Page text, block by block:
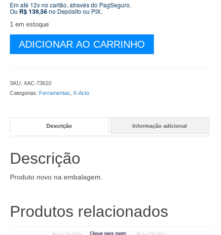
Em até 12x no cartão, através do PagSeguro.
Ou R$139,56no Depósito ou PIX.
1 em estoque
Jogo
73610
quantidade
ADICIONAR AO CARRINHO
SKU: XAC-73610
Categorias: Ferramentas X-Acto
Descrição Informação adicional
Descrição
Produto novo na embalagem.
Produtos relacionados